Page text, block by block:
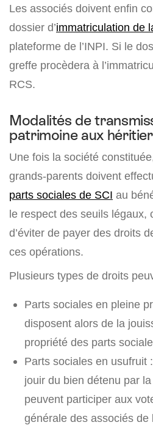
Les associés doivent enfin
dossier d’immatriculation de
plateforme de l’INPI. Si le
greffe procèdera à
RCS.
Modalités de
patrimoine aux
Une fois la société
grands-parents doivent
parts sociales de SCI au
le respect des seuils légaux,
d’éviter de payer des droits
ces opérations.
Plusieurs types de droits
Parts sociales en pleine
disposent alors de la
propriété des parts
Parts sociales en usufruit
jouir du bien détenu par
peuvent participer aux
générale des associés de